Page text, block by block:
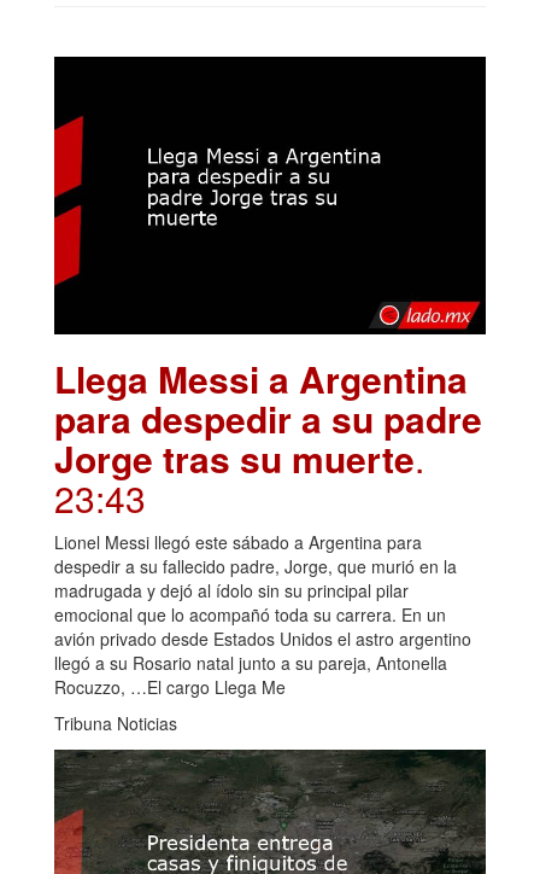
Llega Messi a Argentina
para despedir a su padre
Jorge tras su muerte.
23:43
Lionel Messi llegó este sábado a Argentina para
despedir a su fallecido padre, Jorge, que murió en la
madrugada y dejó al ídolo sin su principal pilar
emocional que lo acompañó toda su carrera. En un
avión privado desde Estados Unidos el astro argentino
llegó a su Rosario natal junto a su pareja, Antonella
Rocuzzo, …El cargo Llega Me
Tribuna Noticias